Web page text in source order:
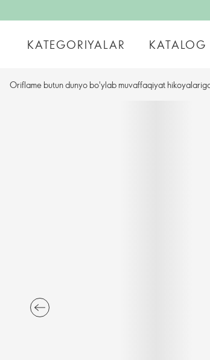
KATEGORIYALAR KATALOG
Oriflame butun dunyo bo'ylab muvaffaqiyat